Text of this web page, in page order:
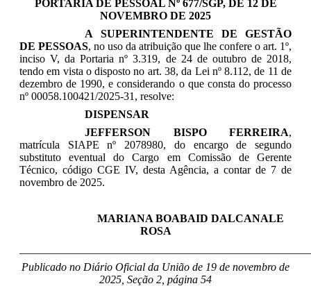
PORTARIA DE PESSOAL Nº 677/SGP, DE 12 DE
NOVEMBRO DE 2025
A SUPERINTENDENTE DE GESTÃO
DE PESSOAS, no uso da atribuição que lhe confere o art. 1º,
inciso V, da Portaria nº 3.319, de 24 de outubro de 2018,
tendo em vista o disposto no art. 38, da Lei nº 8.112, de 11 de
dezembro de 1990, e considerando o que consta do processo
nº 00058.100421/2025-31, resolve:
DISPENSAR
JEFFERSON BISPO FERREIRA,
matrícula SIAPE nº 2078980, do encargo de segundo
substituto eventual do Cargo em Comissão de Gerente
Técnico, código CGE IV, desta Agência, a contar de 7 de
novembro de 2025.
MARIANA BOABAID DALCANALE
ROSA
Publicado no Diário Oficial da União de 19 de novembro de
2025, Seção 2, página 54